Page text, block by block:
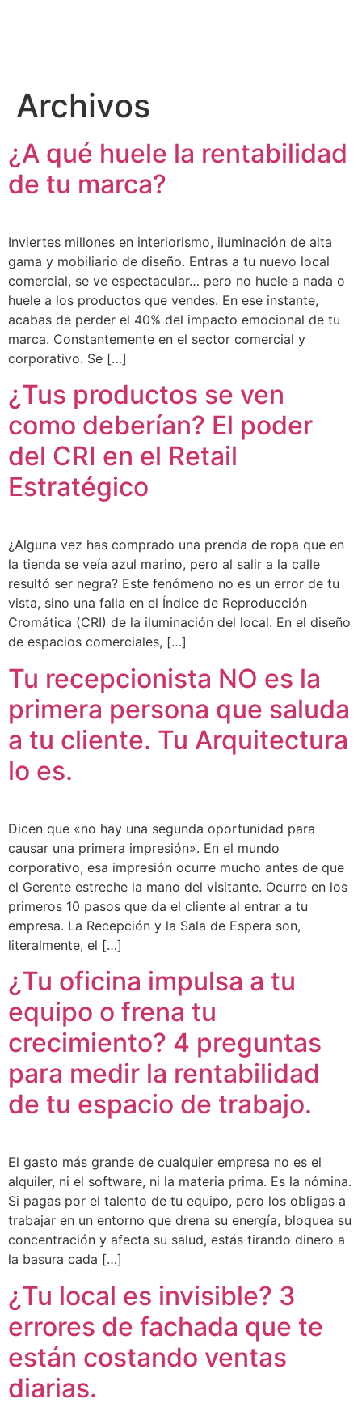
Archivos
¿A qué huele la rentabilidad
de tu marca?
Inviertes millones en interiorismo, iluminación de alta
gama y mobiliario de diseño. Entras a tu nuevo local
comercial, se ve espectacular… pero no huele a nada o
huele a los productos que vendes. En ese instante,
acabas de perder el 40% del impacto emocional de tu
marca. Constantemente en el sector comercial y
corporativo. Se […]
¿Tus productos se ven
como deberían? El poder
del CRI en el Retail
Estratégico
¿Alguna vez has comprado una prenda de ropa que en
la tienda se veía azul marino, pero al salir a la calle
resultó ser negra? Este fenómeno no es un error de tu
vista, sino una falla en el Índice de Reproducción
Cromática (CRI) de la iluminación del local. En el diseño
de espacios comerciales, […]
Tu recepcionista NO es la
primera persona que saluda
a tu cliente. Tu Arquitectura
lo es.
Dicen que «no hay una segunda oportunidad para
causar una primera impresión». En el mundo
corporativo, esa impresión ocurre mucho antes de que
el Gerente estreche la mano del visitante. Ocurre en los
primeros 10 pasos que da el cliente al entrar a tu
empresa. La Recepción y la Sala de Espera son,
literalmente, el […]
¿Tu oficina impulsa a tu
equipo o frena tu
crecimiento? 4 preguntas
para medir la rentabilidad
de tu espacio de trabajo.
El gasto más grande de cualquier empresa no es el
alquiler, ni el software, ni la materia prima. Es la nómina.
Si pagas por el talento de tu equipo, pero los obligas a
trabajar en un entorno que drena su energía, bloquea su
concentración y afecta su salud, estás tirando dinero a
la basura cada […]
¿Tu local es invisible? 3
errores de fachada que te
están costando ventas
diarias.